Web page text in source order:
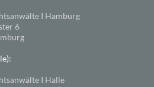
I Hamburg
6
I Halle